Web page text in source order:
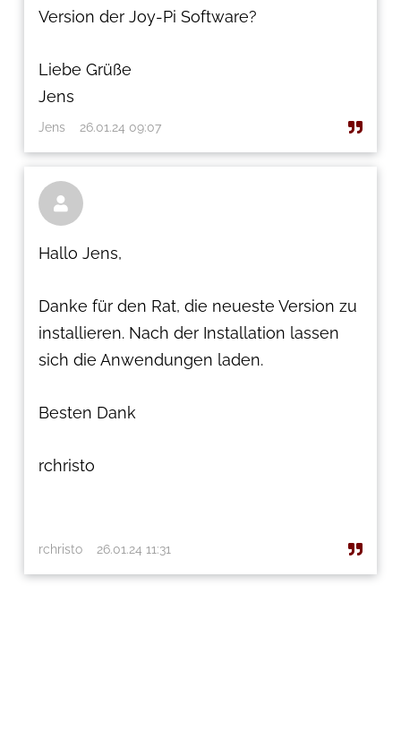
Version der Joy-Pi Software?
Liebe Grüße
Jens
Jens 26.01.24 09:07

Hallo Jens,
Danke für den Rat, die neueste Version zu
installieren. Nach der Installation lassen
sich die Anwendungen laden.
Besten Dank
rchristo
rchristo 26.01.24 11:31